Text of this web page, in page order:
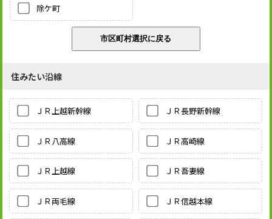
除ケ町
住みたい沿線
ＪＲ上越新幹線 ＪＲ長野新幹線
ＪＲ八高線 ＪＲ高崎線
ＪＲ上越線 ＪＲ吾妻線
ＪＲ両毛線 ＪＲ信越本線